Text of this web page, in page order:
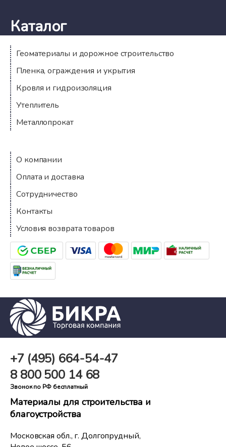
Каталог
Геоматериалы и дорожное строительство
Пленка, ограждения и укрытия
Кровля и гидроизоляция
Утеплитель
Металлопрокат
Компания
О компании
Оплата и доставка
Сотрудничество
Контакты
Условия возврата товаров
+7 (495) 664-54-47
8 800500 14 68
Звонок по РФ бесплатный
Материалы для строительства и
благоустройства
Московская обл., г. Долгопрудный,